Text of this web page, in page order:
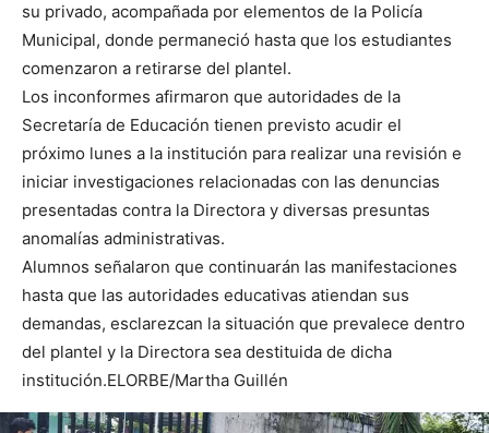
su privado, acompañada por elementos de la Policía
Municipal, donde permaneció hasta que los estudiantes
comenzaron a retirarse del plantel.
Los inconformes afirmaron que autoridades de la
Secretaría de Educación tienen previsto acudir el
próximo lunes a la institución para realizar una revisión e
iniciar investigaciones relacionadas con las denuncias
presentadas contra la Directora y diversas presuntas
anomalías administrativas.
Alumnos señalaron que continuarán las manifestaciones
hasta que las autoridades educativas atiendan sus
demandas, esclarezcan la situación que prevalece dentro
del plantel y la Directora sea destituida de dicha
institución.ELORBE/Martha Guillén